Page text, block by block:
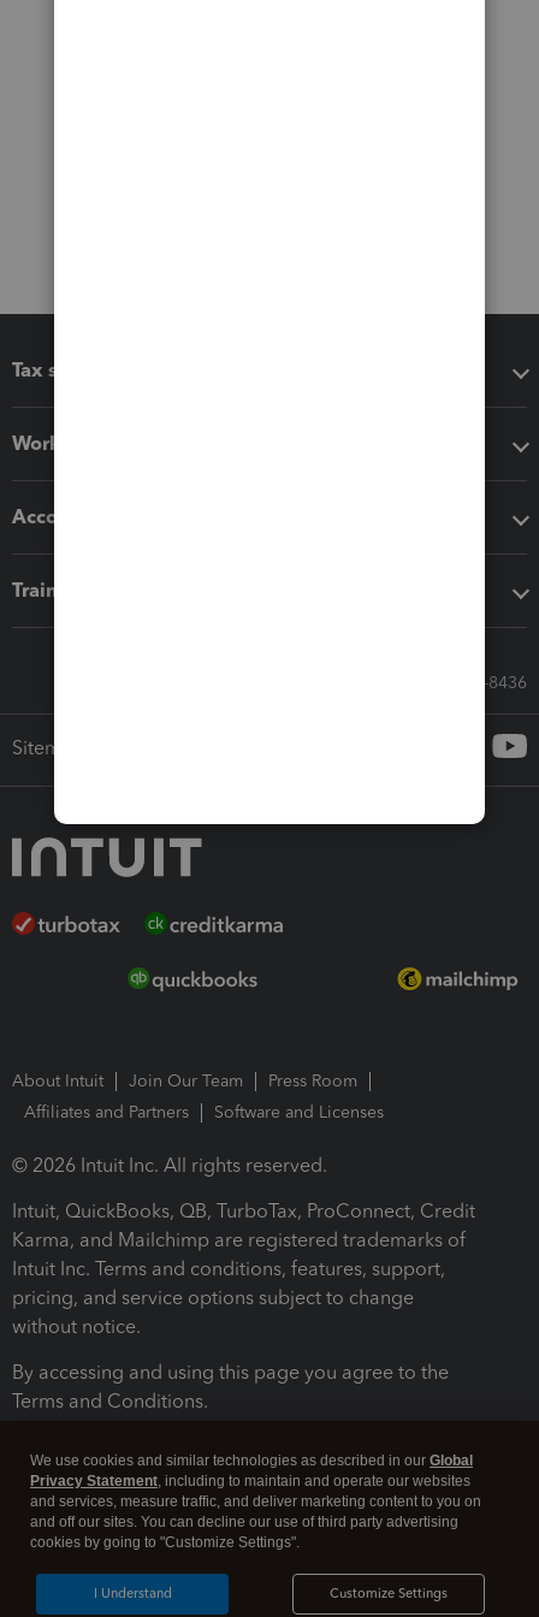
Tax software
Workflow add-ons
Accounting solutions
Training & support
Call Sales: 833-564-8436
Sitemap
About Intuit Join Our Team
Press Room
Affiliates and Partners
Software and Licenses
© 2026 Intuit Inc. All rights reserved.
Intuit, QuickBooks, QB, TurboTax, ProConnect, Credit
Karma, and Mailchimp are registered trademarks of
Intuit Inc. Terms and conditions, features, support,
pricing, and service options subject to change
without notice.
By accessing and using this page you agree to the
Terms and Conditions.
Legal Security
We use cookies and similar technologies as described in our Global
Privacy Statement, including to maintain and operate our websites
and services, measure traffic, and deliver marketing content to you on
and off our sites. You can decline our use of third party advertising
cookies by going to "Customize Settings".
Customize Settings
I Understand